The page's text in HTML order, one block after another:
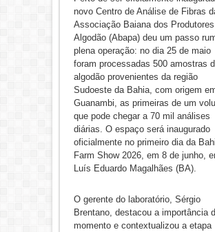
novo Centro de Análise de Fibras
Associação Baiana dos
Algodão (Abapa) deu um passo
plena operação: no dia 25 de maio
foram processadas 500 amostras
algodão provenientes da região
Sudoeste da Bahia, com origem
Guanambi, as primeiras de um
que pode chegar a 70 mil análises
diárias. O espaço será inaugurado
oficialmente no primeiro dia da
Farm Show 2026, em 8 de junho,
Luís Eduardo Magalhães (BA).
O gerente do laboratório, Sérgio
Brentano, destacou a importância
momento e contextualizou a etapa